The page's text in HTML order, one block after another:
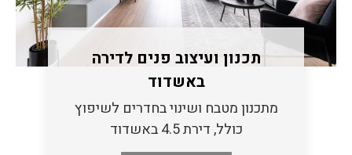
תכנון ועיצוב פנים לדירה
באשדוד
מתכנון מטבח ושינוי בחדרים לשיפוץ
כולל, דירת 4.5 באשדוד